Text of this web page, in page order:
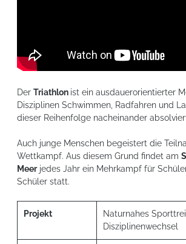
Der Triathlon ist ein ausdauerorientierter
Disziplinen Schwimmen, Radfahren und
dieser Reihenfolge nacheinander
Auch junge Menschen begeistert die
Wettkampf. Aus diesem Grund findet am
Meerjedes Jahr ein Mehrkampf für
Schüler statt.
Projekt
Naturnahes
Disziplinenwechsel